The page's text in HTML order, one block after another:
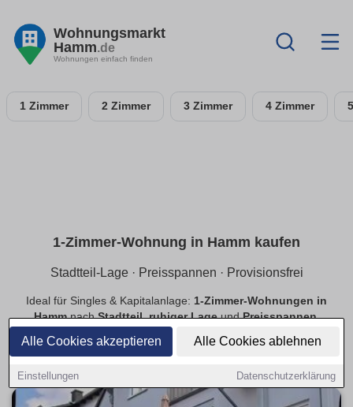
Alle Cookies akzeptieren Alle Cookies ablehnen
Einstellungen Datenschutzerklärung
Wohnungsmarkt
Hamm.de
Wohnungen einfach finden
1 Zimmer 2 Zimmer 3 Zimmer 4 Zimmer
1-Zimmer-Wohnung in Hamm kaufen
Stadtteil-Lage · Preisspannen · Provisionsfrei
Ideal für Singles & Kapitalanlage: 1-Zimmer-Wohnungen in
HammnachStadtteil,ruhiger LageundPreisspannen.
Optionen, prüfe
Bestand .